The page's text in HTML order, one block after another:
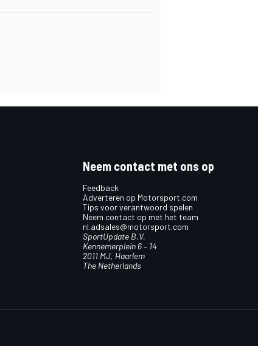
Neem contact met ons op
Feedback
Adverteren op Motorsport.com
Tips voor verantwoord spelen
Neem contact op met het team
nl.adsales@motorsport.com
SportUpdate B.V.
Kennemerplein 6 – 14
2011 MJ, Haarlem
The Netherlands